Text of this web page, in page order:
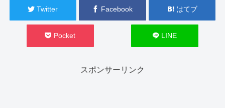
Twitter Facebook はてブ
Pocket LINE
スポンサーリンク